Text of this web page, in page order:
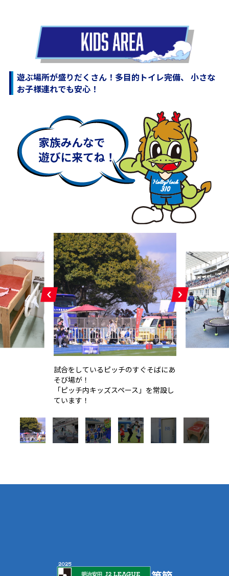
遊ぶ場所が盛りだくさん！ 多目的トイレ完備、 小さな
お子様連れでも安心！
試合をしているピッチのすぐそばにあ
そび場が！
「ピッチ内キッズスペース」を常設し
ています！